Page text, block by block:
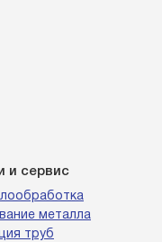
и сервис
металла
труб